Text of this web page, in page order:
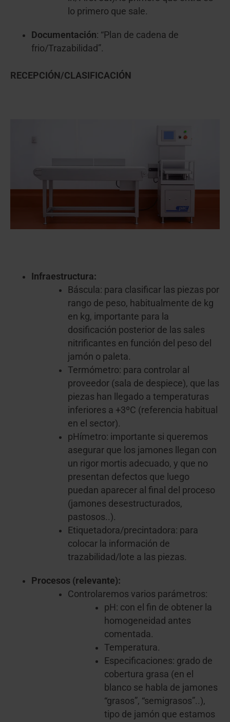
lo primero que sale.
Documentación: “Plan de cadena de
frio/Trazabilidad”.
RECEPCIÓN/CLASIFICACIÓN
Infraestructura:
Báscula: para clasificar las piezas por
rango de peso, habitualmente de kg
en kg, importante para la
dosificación posterior de las sales
nitrificantes en función del peso del
jamón o paleta.
Termómetro: para controlar al
proveedor (sala de despiece), que las
piezas han llegado a temperaturas
inferiores a +3ºC (referencia habitual
en el sector).
pHímetro: importante si queremos
asegurar que los jamones llegan con
un rigor mortis adecuado, y que no
presentan defectos que luego
puedan aparecer al final del proceso
(jamones desestructurados,
pastosos..).
Etiquetadora/precintadora: para
colocar la información de
trazabilidad/lote a las piezas.
Procesos (relevante):
Controlaremos varios parámetros:
pH: con el fin de obtener la
homogeneidad antes
comentada.
Temperatura.
Especificaciones: grado de
cobertura grasa (en el
blanco se habla de jamones
“grasos”, “semigrasos”..),
tipo de jamón que estamos